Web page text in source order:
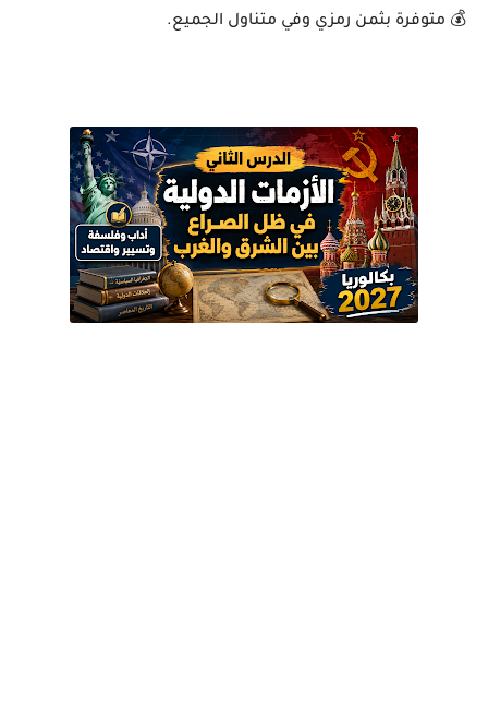
💰 متوفرة بثمن رمزي وفي متناول الجميع.